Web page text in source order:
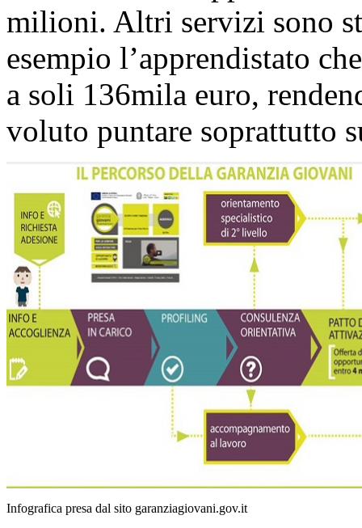
milioni. Altri servizi sono
esempio l’apprendistato
a soli 136mila euro,
voluto puntare soprattutto
Infografica presa dal sito garanziagiovani.gov.it